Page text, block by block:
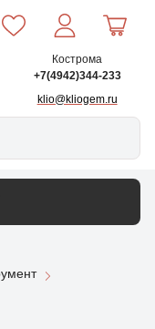
Кострома
+7(4942)344-233
klio@kliogem.ru